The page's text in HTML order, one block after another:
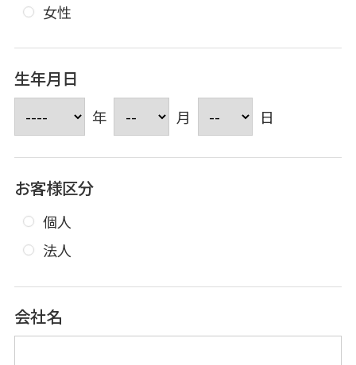
女性
生年月日
年 月 日
お客様区分
個人
法人
会社名